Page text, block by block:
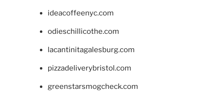
ideacoffeenyc.com
odieschillicothe.com
lacantinitagalesburg.com
pizzadeliverybristol.com
greenstarsmogcheck.com